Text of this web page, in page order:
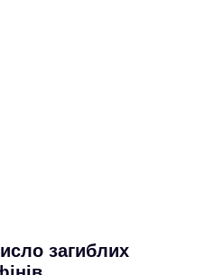
загиблих